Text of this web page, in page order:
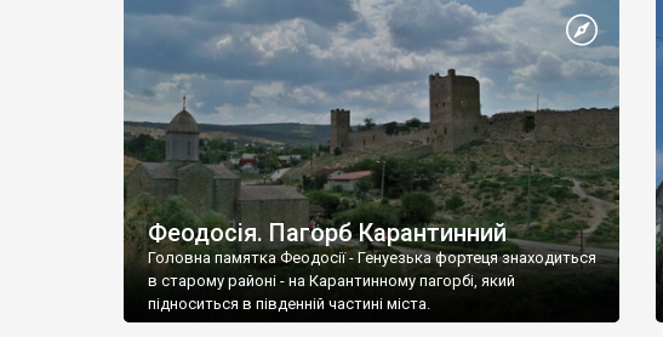
Феодосія. Пагорб Карантинний
Головна памятка Феодосії - Генуезька фортеця знаходиться
в старому районі - на Карантинному пагорбі, який
підноситься в південній частині міста.